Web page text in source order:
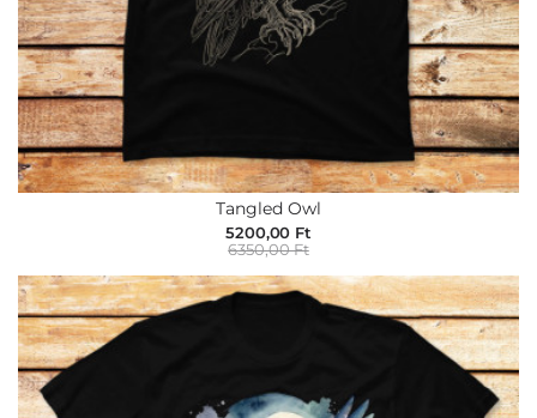
Tangled Owl
5200,00 Ft
6350,00 Ft